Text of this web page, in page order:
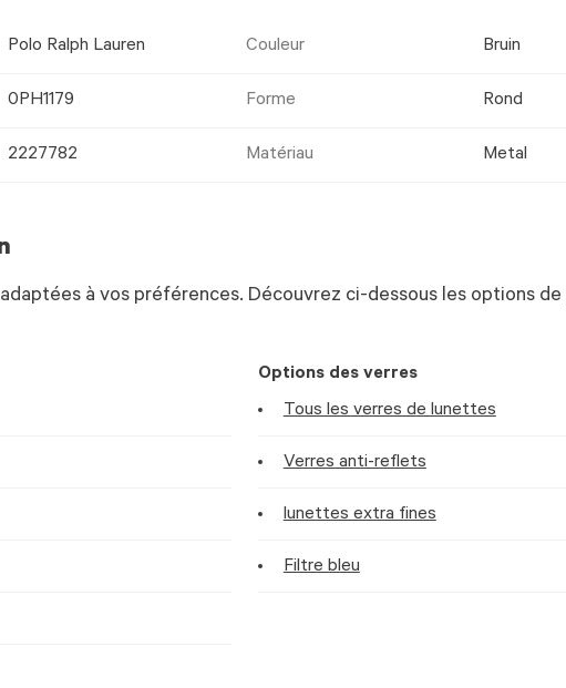
Polo Ralph Lauren Couleur Bruin
0PH1179 Forme Rond
2227782 Matériau Metal
à vos préférences. Découvrez ci-dessous les options de
Options des verres
Tous les verres de lunettes
Verres anti-reflets
lunettes extra fines
Filtre bleu